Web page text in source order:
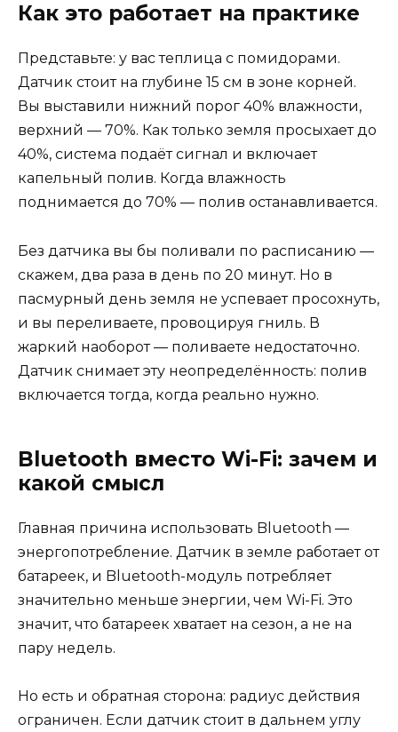
Как это работает на практике
Представьте: у вас теплица с помидорами.
Датчик стоит на глубине 15 см в зоне корней.
Вы выставили нижний порог 40% влажности,
верхний — 70%. Как только земля просыхает до
40%, система подаёт сигнал и включает
капельный полив. Когда влажность
поднимается до 70% — полив останавливается.
Без датчика вы бы поливали по расписанию —
скажем, два раза в день по 20 минут. Но в
пасмурный день земля не успевает просохнуть,
и вы переливаете, провоцируя гниль. В
жаркий наоборот — поливаете недостаточно.
Датчик снимает эту неопределённость: полив
включается тогда, когда реально нужно.
Bluetooth вместо Wi-Fi: зачем и
какой смысл
Главная причина использовать Bluetooth —
энергопотребление. Датчик в земле работает от
батареек, и Bluetooth-модуль потребляет
значительно меньше энергии, чем Wi-Fi. Это
значит, что батареек хватает на сезон, а не на
пару недель.
Но есть и обратная сторона: радиус действия
ограничен. Если датчик стоит в дальнем углу